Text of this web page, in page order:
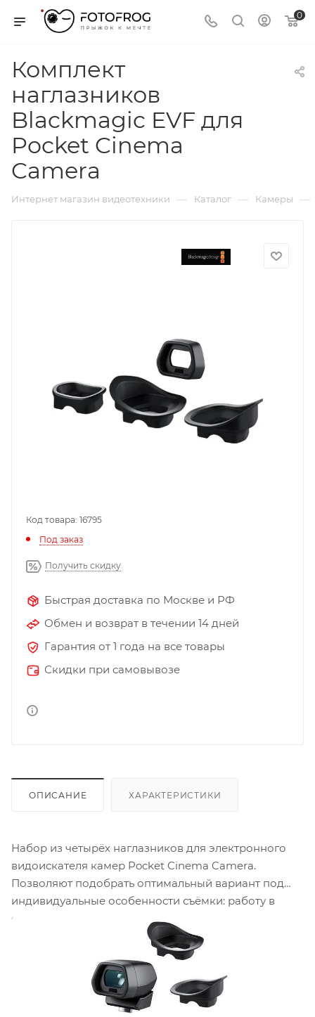
0
Комплект
наглазников
Blackmagic EVF для
Pocket Cinema
Camera
Интернет магазин видеотехники — Каталог — Камеры —
Код товара: 16795
Под заказ
Получить скидку
Быстрая доставка по Москве и РФ
Обмен и возврат в течении 14 дней
Гарантия от 1 года на все товары
Скидки при самовывозе
ОПИСАНИЕ ХАРАКТЕРИСТИКИ
Набор из четырёх наглазников для электронного
видоискателя камер Pocket Cinema Camera.
Позволяют подобрать оптимальный вариант под
индивидуальные особенности съёмки: работу в
очках, использование на штативе или с рук. Главное
преимущество возможность быстро адаптировать
эргономику видоискателя под задачу без потери
комфорта при длительной работе.